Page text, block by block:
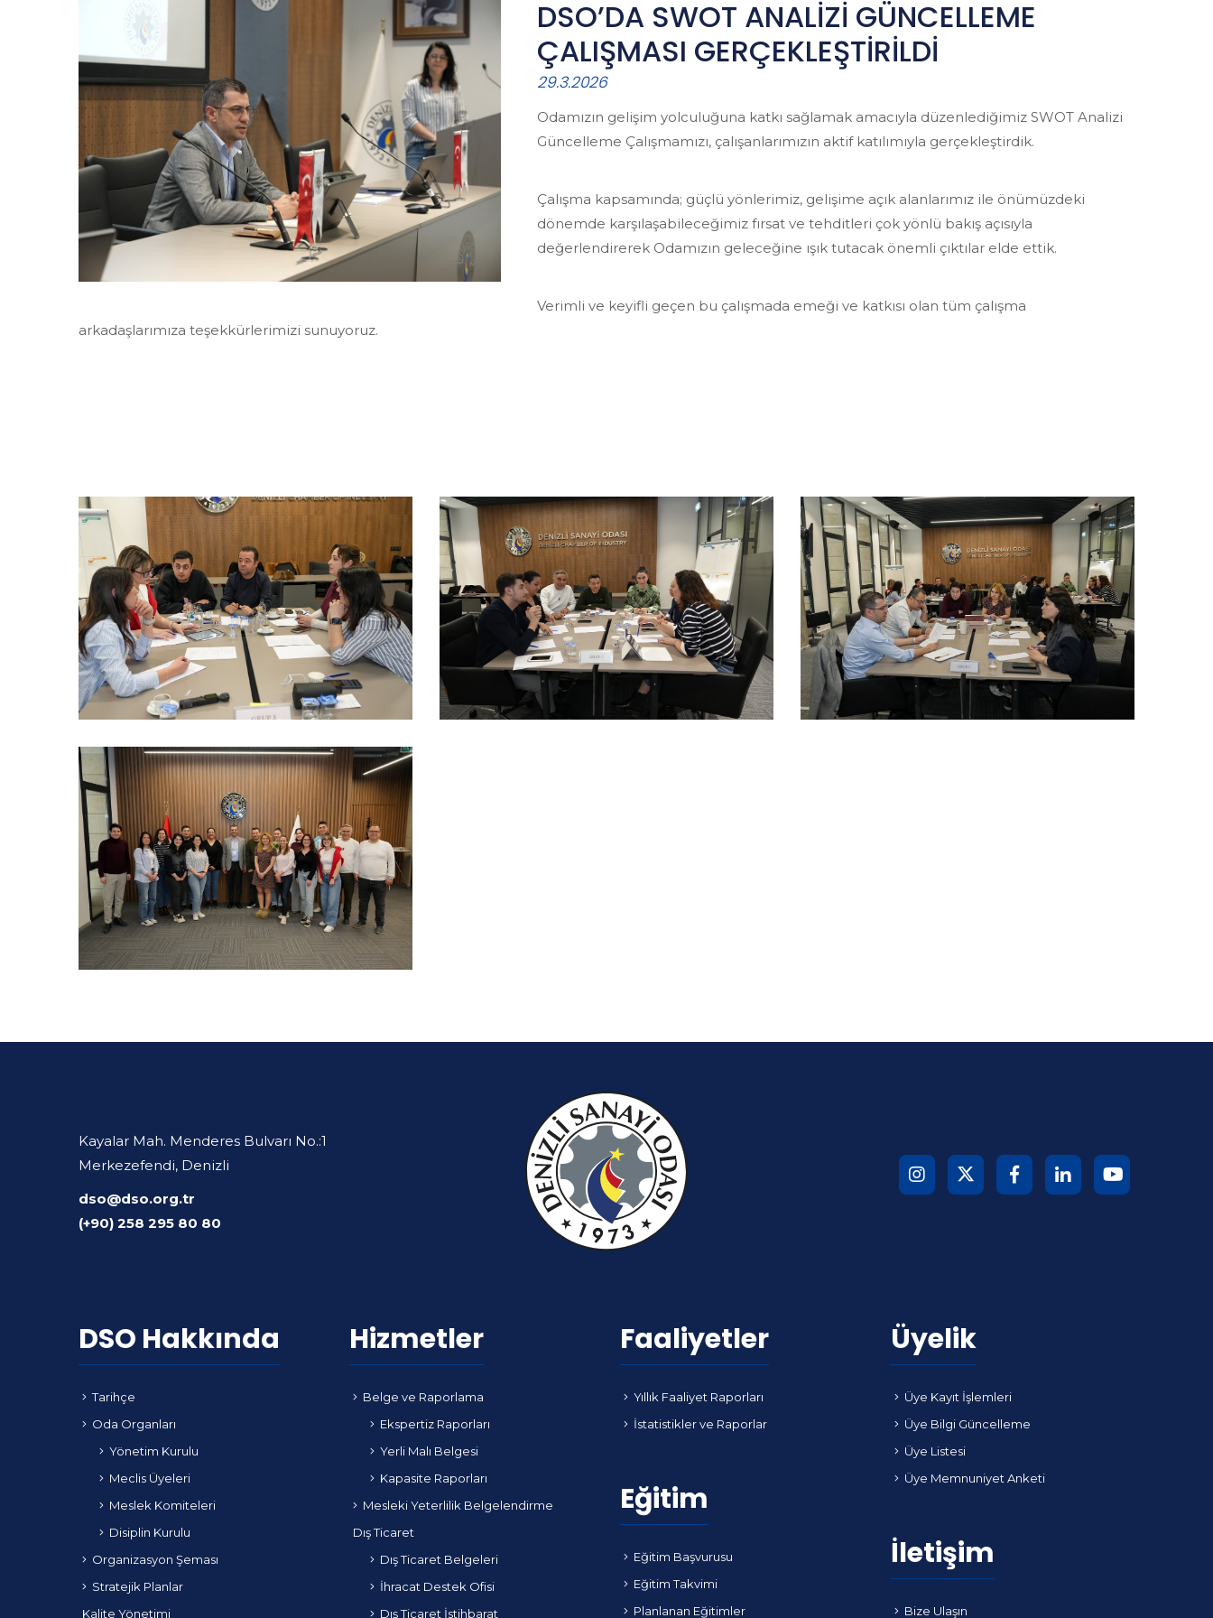
DSO’DA SWOT ANALİZİ GÜNCELLEME
ÇALIŞMASI GERÇEKLEŞTİRİLDİ
29.3.2026
Odamızın gelişim yolculuğuna katkı sağlamak amacıyla düzenlediğimiz SWOT Analizi
Güncelleme Çalışmamızı, çalışanlarımızın aktif katılımıyla gerçekleştirdik.
Çalışma kapsamında; güçlü yönlerimiz, gelişime açık alanlarımız ile önümüzdeki
dönemde karşılaşabileceğimiz fırsat ve tehditleri çok yönlü bakış açısıyla
değerlendirerek Odamızın geleceğine ışık tutacak önemli çıktılar elde ettik.
Verimli ve keyifli geçen bu çalışmada emeği ve katkısı olan tüm çalışma
arkadaşlarımıza teşekkürlerimizi sunuyoruz.
Kayalar Mah. Menderes Bulvarı No.:1
Merkezefendi, Denizli
dso@dso.org.tr
(+90) 258 295 80 80
DSO Hakkında
Tarihçe
Oda Organları
Yönetim Kurulu
Meclis Üyeleri
Meslek Komiteleri
Disiplin Kurulu
Organizasyon Şeması
Stratejik Planlar
Kalite Yönetimi
Hizmetler
Belge ve Raporlama
Ekspertiz Raporları
Yerli Malı Belgesi
Kapasite Raporları
Mesleki Yeterlilik Belgelendirme
Dış Ticaret
Dış Ticaret Belgeleri
İhracat Destek Ofisi
Dış Ticaret İstihbarat
Faaliyetler
Yıllık Faaliyet Raporları
İstatistikler ve Raporlar
Eğitim
Eğitim Başvurusu
Eğitim Takvimi
Planlanan Eğitimler
Üyelik
Üye Kayıt İşlemleri
Üye Bilgi Güncelleme
Üye Listesi
Üye Memnuniyet Anketi
İletişim
Bize Ulaşın